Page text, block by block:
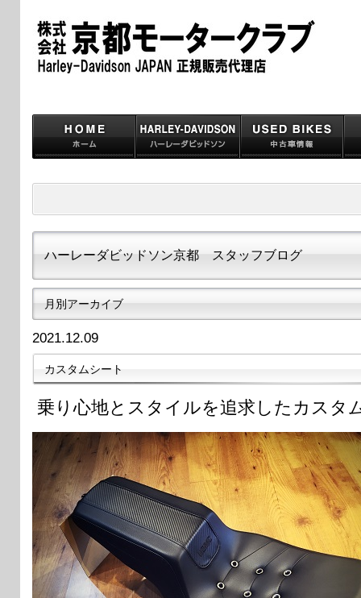
ハーレーダビッドソン京都 スタッフブログ
月別アーカイブ
2021.12.09
カスタムシート
乗り心地とスタイルを追求したカスタ